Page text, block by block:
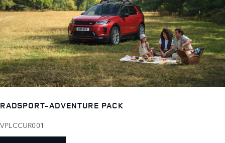
RADSPORT-ADVENTURE PACK
VPLCCUR001